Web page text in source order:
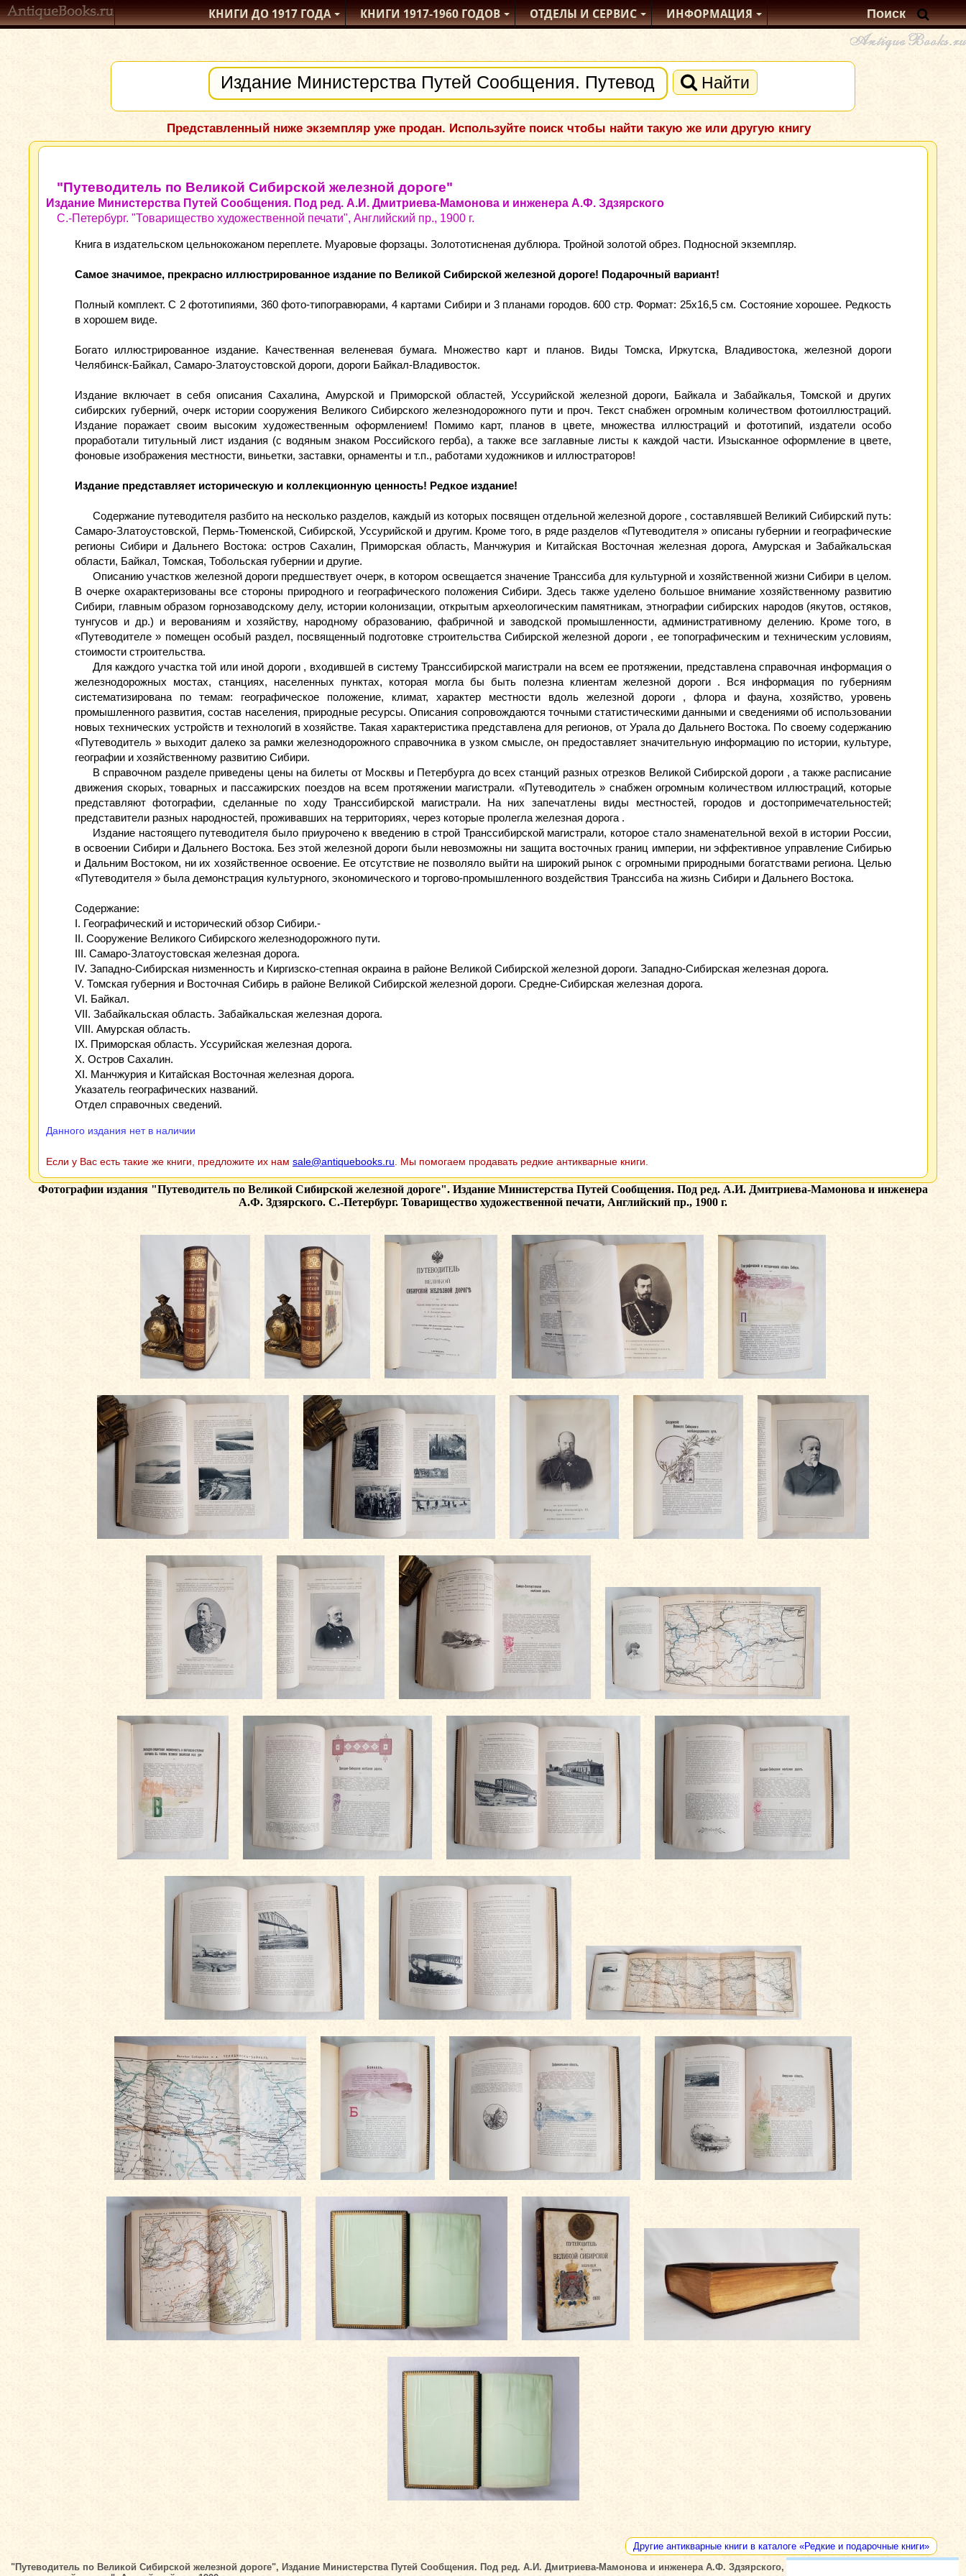
КНИГИ ДО 1917ГОДА КНИГИ1917-1960ГОДОВ ОТДЕЛЫИ СЕРВИС ИНФОРМАЦИЯ
Найти
Представленный ниже экземпляр уже продан. Используйте поиск чтобы найти такую же или другую книгу
"Путеводитель по Великой Сибирской железной дороге"
Издание Министерства Путей Сообщения. Под ред. А.И. Дмитриева-Мамонова и инженера А.Ф. Здзярского
С.-Петербург. "Товарищество художественной печати", Английский пр., 1900 г.
Книга в издательском цельнокожаном переплете. Муаровые форзацы. Золототисненая дублюра. Тройной золотой обрез. Подносной экземпляр.
Самое значимое, прекрасно иллюстрированное издание по Великой Сибирской железной дороге! Подарочный вариант!
Полный комплект. С 2 фототипиями, 360 фото-типогравюрами, 4 картами Сибири и 3 планами городов. 600 стр. Формат: 25x16,5 см. Состояние хорошее. Редкость
в хорошем виде.
Богато иллюстрированное издание. Качественная веленевая бумага. Множество карт и планов. Виды Томска, Иркутска, Владивостока, железной дороги
Челябинск-Байкал, Самаро-Златоустовской дороги, дороги Байкал-Владивосток.
Издание включает в себя описания Сахалина, Амурской и Приморской областей, Уссурийской железной дороги, Байкала и Забайкалья, Томской и других
сибирских губерний, очерк истории сооружения Великого Сибирского железнодорожного пути и проч. Текст снабжен огромным количеством фотоиллюстраций.
Издание поражает своим высоким художественным оформлением! Помимо карт, планов в цвете, множества иллюстраций и фототипий, издатели особо
проработали титульный лист издания (с водяным знаком Российского герба), а также все заглавные листы к каждой части. Изысканное оформление в цвете,
фоновые изображения местности, виньетки, заставки, орнаменты и т.п., работами художников и иллюстраторов!
Издание представляет историческую и коллекционную ценность! Редкое издание!
Содержание путеводителя разбито на несколько разделов, каждый из которых посвящен отдельной железной дороге , составлявшей Великий Сибирский путь:
Самаро-Златоустовской, Пермь-Тюменской, Сибирской, Уссурийской и другим. Кроме того, в ряде разделов «Путеводителя » описаны губернии и географические
регионы Сибири и Дальнего Востока: остров Сахалин, Приморская область, Манчжурия и Китайская Восточная железная дорога, Амурская и Забайкальская
области, Байкал, Томская, Тобольская губернии и другие.
Описанию участков железной дороги предшествует очерк, в котором освещается значение Транссиба для культурной и хозяйственной жизни Сибири в целом.
В очерке охарактеризованы все стороны природного и географического положения Сибири. Здесь также уделено большое внимание хозяйственному развитию
Сибири, главным образом горнозаводскому делу, истории колонизации, открытым археологическим памятникам, этнографии сибирских народов (якутов, остяков,
тунгусов и др.) и верованиям и хозяйству, народному образованию, фабричной и заводской промышленности, административному делению. Кроме того, в
«Путеводителе » помещен особый раздел, посвященный подготовке строительства Сибирской железной дороги , ее топографическим и техническим условиям,
стоимости строительства.
Для каждого участка той или иной дороги , входившей в систему Транссибирской магистрали на всем ее протяжении, представлена справочная информация о
железнодорожных мостах, станциях, населенных пунктах, которая могла бы быть полезна клиентам железной дороги . Вся информация по губерниям
систематизирована по темам: географическое положение, климат, характер местности вдоль железной дороги , флора и фауна, хозяйство, уровень
промышленного развития, состав населения, природные ресурсы. Описания сопровождаются точными статистическими данными и сведениями об использовании
новых технических устройств и технологий в хозяйстве. Такая характеристика представлена для регионов, от Урала до Дальнего Востока. По своему содержанию
«Путеводитель » выходит далеко за рамки железнодорожного справочника в узком смысле, он предоставляет значительную информацию по истории, культуре,
географии и хозяйственному развитию Сибири.
В справочном разделе приведены цены на билеты от Москвы и Петербурга до всех станций разных отрезков Великой Сибирской дороги , а также расписание
движения скорых, товарных и пассажирских поездов на всем протяжении магистрали. «Путеводитель » снабжен огромным количеством иллюстраций, которые
представляют фотографии, сделанные по ходу Транссибирской магистрали. На них запечатлены виды местностей, городов и достопримечательностей;
представители разных народностей, проживавших на территориях, через которые пролегла железная дорога .
Издание настоящего путеводителя было приурочено к введению в строй Транссибирской магистрали, которое стало знаменательной вехой в истории России,
в освоении Сибири и Дальнего Востока. Без этой железной дороги были невозможны ни защита восточных границ империи, ни эффективное управление Сибирью
и Дальним Востоком, ни их хозяйственное освоение. Ее отсутствие не позволяло выйти на широкий рынок с огромными природными богатствами региона. Целью
«Путеводителя » была демонстрация культурного, экономического и торгово-промышленного воздействия Транссиба на жизнь Сибири и Дальнего Востока.
Содержание:
I. Географический и исторический обзор Сибири.-
II. Сооружение Великого Сибирского железнодорожного пути.
III. Самаро-Златоустовская железная дорога.
IV. Западно-Сибирская низменность и Киргизско-степная окраина в районе Великой Сибирской железной дороги. Западно-Сибирская железная дорога.
V. Томская губерния и Восточная Сибирь в районе Великой Сибирской железной дороги. Средне-Сибирская железная дорога.
VI. Байкал.
VII. Забайкальская область. Забайкальская железная дорога.
VIII. Амурская область.
IX. Приморская область. Уссурийская железная дорога.
X. Остров Сахалин.
XI. Манчжурия и Китайская Восточная железная дорога.
Указатель географических названий.
Отдел справочных сведений.
Данного издания нет в наличии
Если у Вас есть такие же книги, предложите их нам sale@antiquebooks.ru . Мы помогаем продавать редкие антикварные книги.
Фотографии издания "Путеводитель по Великой Сибирской железной дороге". Издание Министерства Путей Сообщения. Под ред. А.И. Дмитриева-Мамонова и инженера
А.Ф. Здзярского. С.-Петербург. Товарищество художественной печати, Английский пр., 1900 г.
Другие антикварные книги в каталоге «Редкие и подарочные книги»
"Путеводитель по Великой Сибирской железной дороге", Издание Министерства Путей Сообщения. Под ред. А.И. Дмитриева-Мамонова и инженера А.Ф. Здзярского, С.-Петербург. "Товарищество